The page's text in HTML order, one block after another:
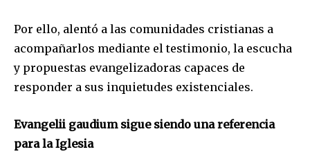
Por ello, alentó a las comunidades cristianas a
acompañarlos mediante el testimonio, la escucha
y propuestas evangelizadoras capaces de
responder a sus inquietudes existenciales.
Evangelii gaudium sigue siendo una referencia
para la Iglesia